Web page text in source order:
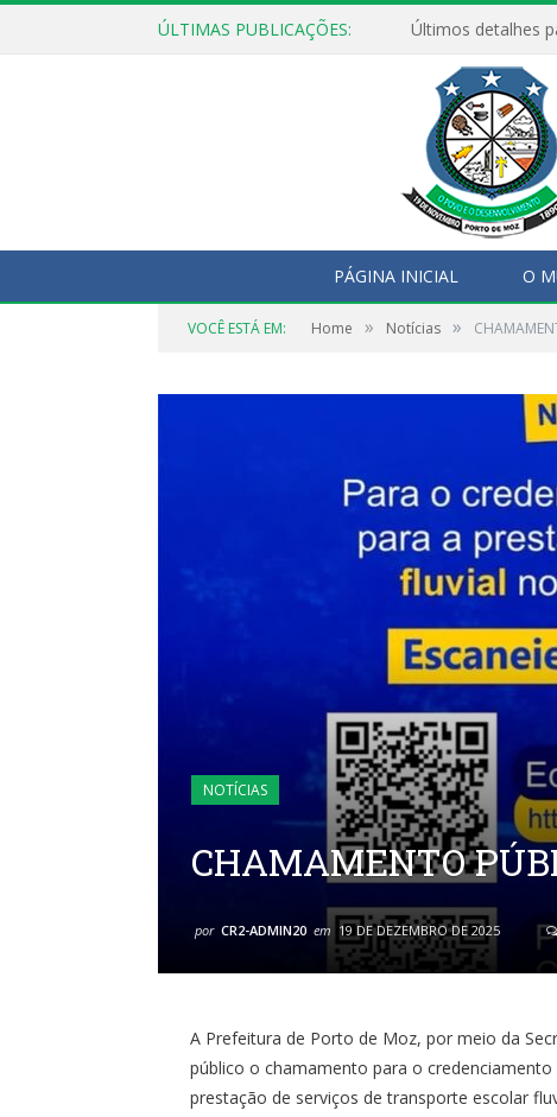
ÚLTIMAS PUBLICAÇÕES: Últimos detalhes
PÁGINA INICIAL O
VOCÊ ESTÁ EM: Home » Notícias »
NOTÍCIAS
CHAMAMENTO
por CR2-ADMIN20 em 19 DE DEZEMBRO DE 2025
A Prefeitura de Porto de Moz, por meio da
público o chamamento para o
prestação de serviços de transporte escolar